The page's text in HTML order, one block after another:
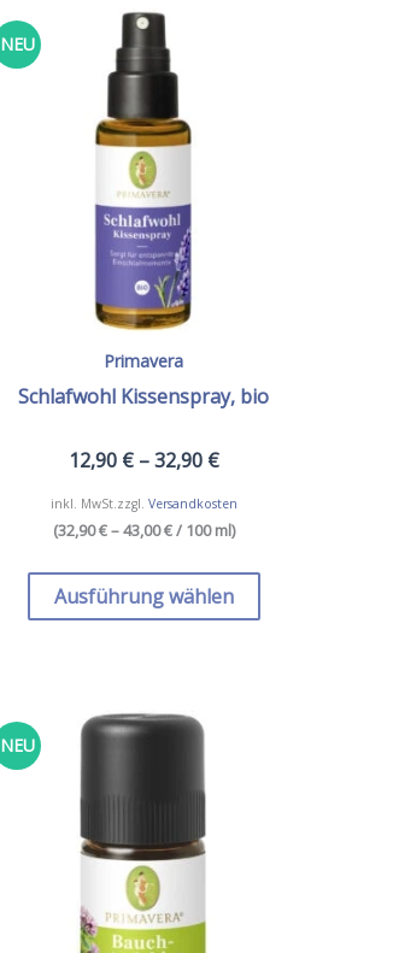
NEU
Primavera
Schlafwohl Kissenspray, bio
12,90 €–32,90 €
inkl. MwSt.zzgl. Versandkosten
(32,90 € – 43,00 €/ 100 ml)
Ausführung wählen
NEU